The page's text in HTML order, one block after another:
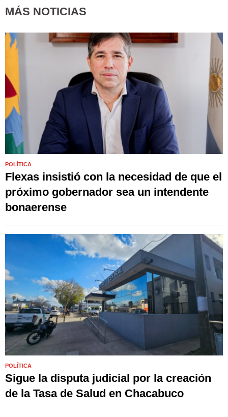
MÁS NOTICIAS
POLÍTICA
Flexas insistió con la necesidad de que el
próximo gobernador sea un intendente
bonaerense
POLÍTICA
Sigue la disputa judicial por la creación
de la Tasa de Salud en Chacabuco